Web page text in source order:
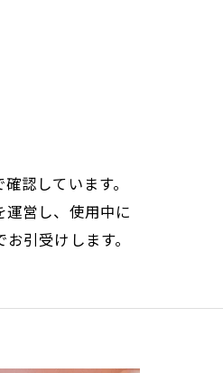
認しています。
営し、使用中に
引受けします。